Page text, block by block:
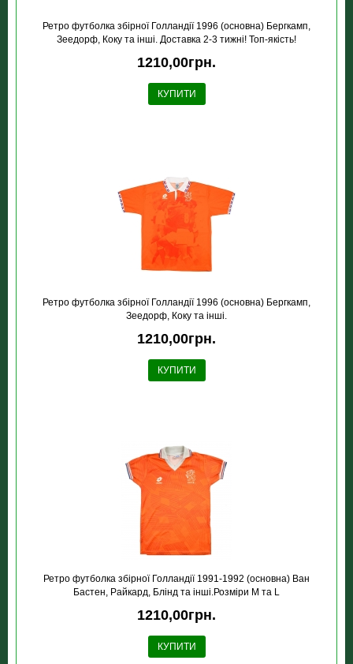
Ретро футболка збірної Голландії 1996 (основна) Бергкамп,
Зеедорф, Коку та інші. Доставка 2-3 тижні! Топ-якість!
1210,00грн.
КУПИТИ
Ретро футболка збірної Голландії 1996 (основна) Бергкамп,
Зеедорф, Коку та інші.
1210,00грн.
КУПИТИ
Ретро футболка збірної Голландії 1991-1992 (основна) Ван
Бастен, Райкард, Блінд та інші.Розміри М та L
1210,00грн.
КУПИТИ